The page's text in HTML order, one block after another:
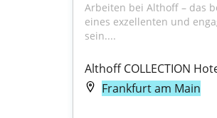
Arbeiten bei Althoff – das
eines exzellenten und
sein....
Althoff COLLECTION
Frankfurt am Main